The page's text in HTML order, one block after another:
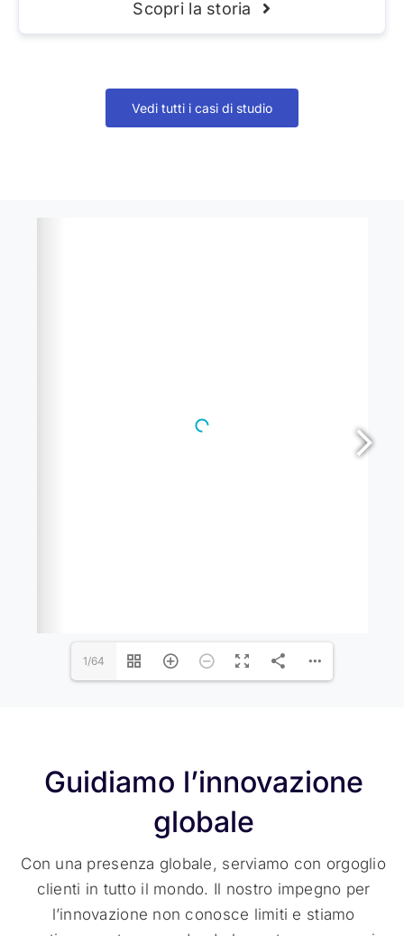
Scopri la storia
Vedi tutti i casi di studio
1/64
Guidiamo l’innovazione
globale
Con una presenza globale, serviamo con orgoglio
clienti in tutto il mondo. Il nostro impegno per
l’innovazione non conosce limiti e stiamo